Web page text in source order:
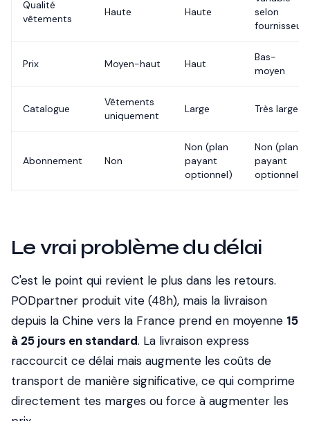
Qualité
vêtements
Haute Haute
selon
fournisseur
Prix Moyen-haut Haut
Bas-
moyen
Catalogue
Vêtements
uniquement
Large Très large
Abonnement Non
Non (plan
payant
optionnel)
Non (plan
payant
optionnel)
Le vrai problème du délai
C'est le point qui revient le plus dans les retours.
PODpartner produit vite (48h), mais la livraison
depuis la Chine vers la France prend en moyenne 15
à 25 jours en standard. La livraison express
raccourcit ce délai mais augmente les coûts de
transport de manière significative, ce qui comprime
directement tes marges ou force à augmenter les